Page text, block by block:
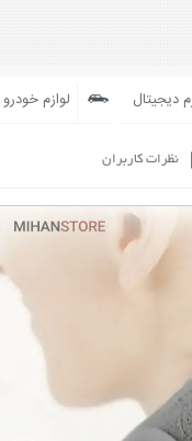
دیجیتال لوازم خودرو
نظرات کاربران